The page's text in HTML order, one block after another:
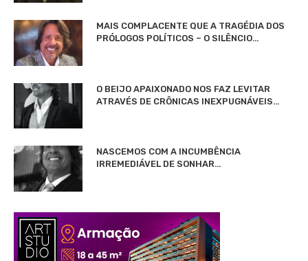
MAIS COMPLACENTE QUE A TRAGÉDIA DOS
PRÓLOGOS POLÍTICOS – O SILÊNCIO…
O BEIJO APAIXONADO NOS FAZ LEVITAR
ATRAVÉS DE CRÔNICAS INEXPUGNÁVEIS…
NASCEMOS COM A INCUMBÊNCIA
IRREMEDIÁVEL DE SONHAR…